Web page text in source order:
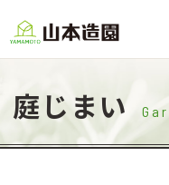
庭じまい